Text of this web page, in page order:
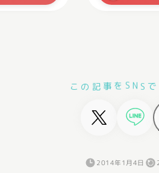
miniHDMI VESA対応 大画面
こ の 記 事 を S N S で
2014年1月4日